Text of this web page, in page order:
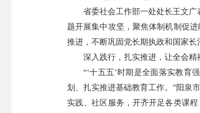
省委社会工作部一处处长王文
题开展集中攻坚，聚焦体制机制促
推进，不断巩固党长期执政和国家
深入践行，扎实推进，让全会
“‘十五五’时期是全面落实教育
划、扎实推进基础教育工作。”阳泉
实践、社区服务，开齐开足各类课